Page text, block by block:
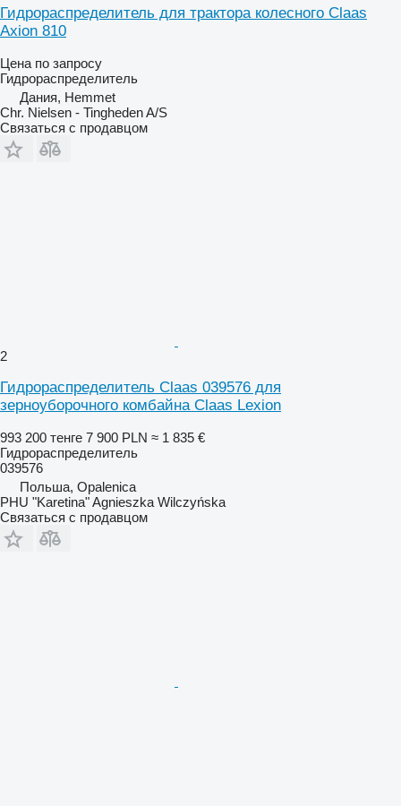
Гидрораспределитель для трактора колесного Claas
Axion 810
Цена по запросу
Гидрораспределитель
Дания, Hemmet
Chr. Nielsen - Tingheden A/S
Связаться с продавцом
2
Гидрораспределитель Claas 039576 для
зерноуборочного комбайна Claas Lexion
993 200 тенге 7 900 PLN ≈ 1 835 €
Гидрораспределитель
039576
Польша, Opalenica
PHU "Karetina" Agnieszka Wilczyńska
Связаться с продавцом